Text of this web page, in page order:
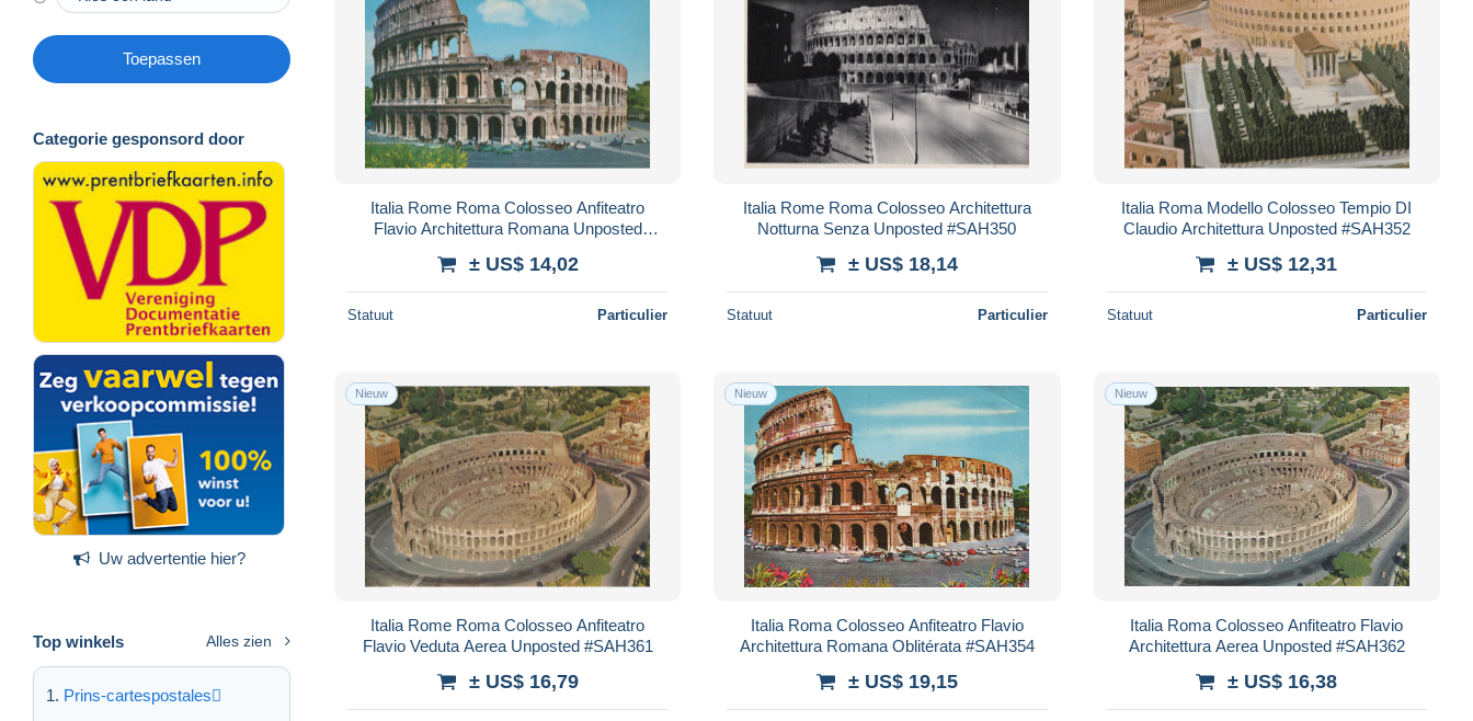
Toepassen
Categorie gesponsord door
Uw advertentie hier?
Top winkels Alles zien
Prins-cartespostales
Italia Rome Roma Colosseo Anfiteatro
Flavio Architettura Romana Unposted
± US$ 14,02
Statuut Particulier
Italia Rome Roma Colosseo Architettura
Notturna Senza Unposted #SAH350
± US$ 18,14
Statuut Particulier
Italia Roma Modello Colosseo Tempio DI
Claudio Architettura Unposted #SAH352
± US$ 12,31
Statuut Particulier
Nieuw
Italia Rome Roma Colosseo Anfiteatro
Flavio Veduta Aerea Unposted #SAH361
± US$ 16,79
Nieuw
Italia Roma Colosseo Anfiteatro Flavio
Architettura Romana Oblitérata #SAH354
± US$ 19,15
Nieuw
Italia Roma Colosseo Anfiteatro Flavio
Architettura Aerea Unposted #SAH362
± US$ 16,38